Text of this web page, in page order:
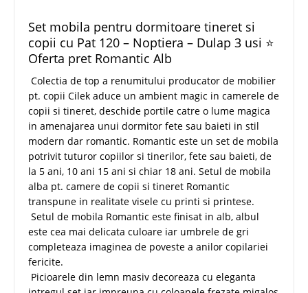
Set mobila pentru dormitoare tineret si
copii cu Pat 120 – Noptiera – Dulap 3 usi ⭐
Oferta pret Romantic Alb
Colectia de top a renumitului producator de mobilier
pt. copii Cilek aduce un ambient magic in camerele de
copii si tineret, deschide portile catre o lume magica
in amenajarea unui dormitor fete sau baieti in stil
modern dar romantic. Romantic este un set de mobila
potrivit tuturor copiilor si tinerilor, fete sau baieti, de
la 5 ani, 10 ani 15 ani si chiar 18 ani. Setul de mobila
alba pt. camere de copii si tineret Romantic
transpune in realitate visele cu printi si printese.
Setul de mobila Romantic este finisat in alb, albul
este cea mai delicata culoare iar umbrele de gri
completeaza imaginea de poveste a anilor copilariei
fericite.
Picioarele din lemn masiv decoreaza cu eleganta